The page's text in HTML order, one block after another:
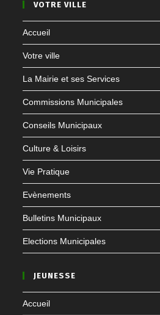
VOTRE VILLE
Accueil
Votre ville
La Mairie et ses Services
Commissions Municipales
Conseils Municipaux
Culture & Loisirs
Vie Pratique
Evènements
Bulletins Municipaux
Elections Municipales
JEUNESSE
Accueil